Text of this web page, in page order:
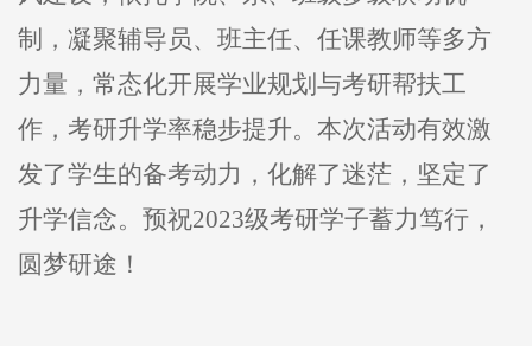
制，凝聚辅导员、班主任、任课教师等多方
力量，常态化开展学业规划与考研帮扶工
作，考研升学率稳步提升。本次活动有效激
发了学生的备考动力，化解了迷茫，坚定了
升学信念。预祝2023级考研学子蓄力笃行，
圆梦研途！